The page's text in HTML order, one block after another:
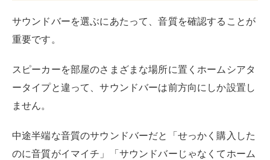
サウンドバーを選ぶにあたって、音質を確認することが
重要です。
スピーカーを部屋のさまざまな場所に置くホームシアタ
ータイプと違って、サウンドバーは前方向にしか設置し
ません。
中途半端な音質のサウンドバーだと「せっかく購入した
のに音質がイマイチ」「サウンドバーじゃなくてホーム